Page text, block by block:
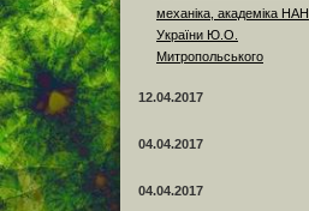
механіка, академіка НАН
України Ю.О.
Митропольського
12.04.2017
04.04.2017
04.04.2017